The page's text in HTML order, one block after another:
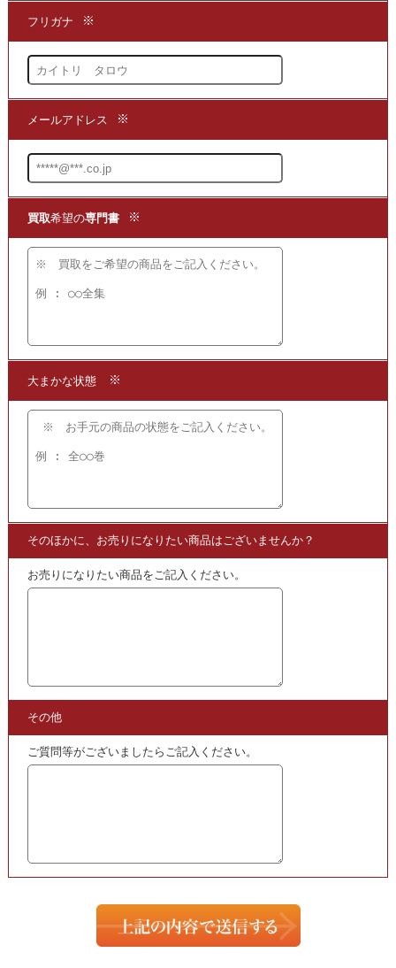
3.発送するだけ!!
お手持ちの【文学専門書】加藤一雄 無名の南画家/戸田勝久
木版画装釘 限定百部 湯川書房のシリーズを、当ホームペー
ジより買取価格をお問い合わせください。
当店より折り返し【文学専門書】加藤一雄 無名の南画家/戸
します。【文学専門書】加藤一雄 無名の南画家/戸田勝久木
版画装釘 限定百部 湯川書房の高値買取なら当店まで!!
★皆様、日頃より当店をご利用いただき大変ありがとうご
ざいます。
おかげさまで、最近はネットでの中古品の買取をご利用さ
れる方が大変増えております。
発送用の買取ボックスもこちらからお送りいたしますの
で、段ボールや梱包材を用意していただく必要もありませ
店舗や、配送業者の取扱店までお持ちいただく必要もござ
いません。
そして、実は実店舗より買取価格が高く成る事もございま
す。
Google+